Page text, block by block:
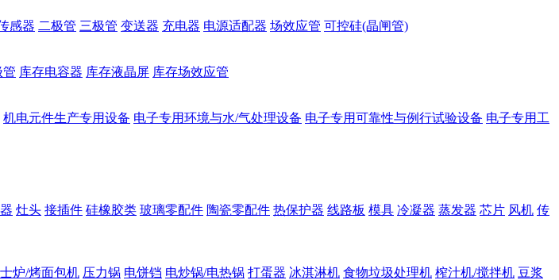
感器 二极管 三极管 变送器 充电器 电源适配器 场效应管 可控硅(晶闸管)
管 库存电容器 库存液晶屏 库存场效应管
机电元件生产专用设备 电子专用环境与水/气处理设备 电子专用可靠性与例行试验设备 电子专用工
灶头 接插件 硅橡胶类 玻璃零配件 陶瓷零配件 热保护器 线路板 模具 冷凝器 蒸发器 芯片 风机 传
炉/烤面包机 压力锅 电饼铛 电炒锅/电热锅 打蛋器 冰淇淋机 食物垃圾处理机 榨汁机/搅拌机 豆浆